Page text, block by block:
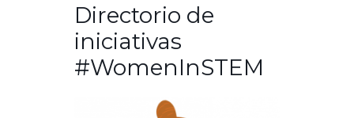
Directorio de
iniciativas
#WomenInSTEM